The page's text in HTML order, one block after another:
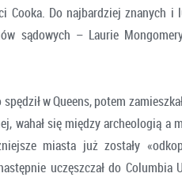
Cooka. Do najbardziej znanych i
sądowych – Laurie
w Queens, potem
wahał się między archeologią a
miasta już zostały
uczęszczał do Columbia